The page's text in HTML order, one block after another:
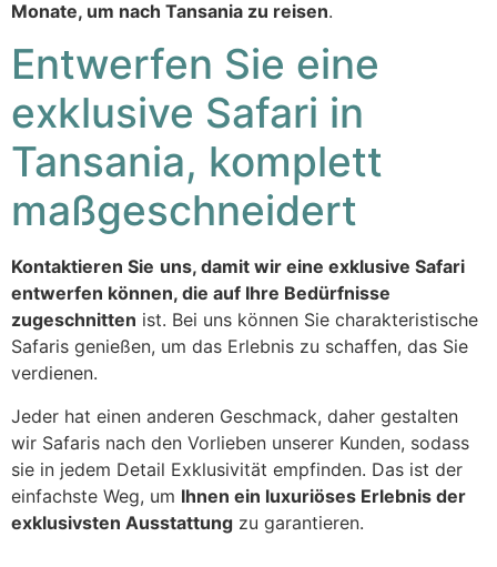
Monate, um nach Tansania zu reisen.
Entwerfen Sie eine
exklusive Safari in
Tansania, komplett
maßgeschneidert
Kontaktieren Sie uns, damit wir eine exklusive Safari
entwerfen können, die auf Ihre Bedürfnisse
zugeschnitten ist. Bei uns können Sie charakteristische
Safaris genießen, um das Erlebnis zu schaffen, das Sie
verdienen.
Jeder hat einen anderen Geschmack, daher gestalten
wir Safaris nach den Vorlieben unserer Kunden, sodass
sie in jedem Detail Exklusivität empfinden. Das ist der
einfachste Weg, um Ihnen ein luxuriöses Erlebnis der
exklusivsten Ausstattung zu garantieren.